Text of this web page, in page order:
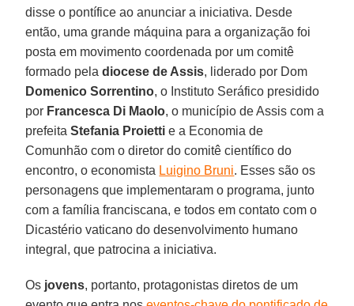
disse o pontífice ao anunciar a iniciativa. Desde
então, uma grande máquina para a organização foi
posta em movimento coordenada por um comitê
formado peladiocese de Assis, liderado por Dom
Domenico Sorrentino, o Instituto Seráfico presidido
por Francesca Di Maolo, o município de Assis com a
prefeitaStefania Proietti e a Economia de
Comunhão com o diretor do comitê científico do
encontro, o economista Luigino Bruni. Esses são os
personagens que implementaram o programa, junto
com a família franciscana, e todos em contato com o
Dicastério vaticano do desenvolvimento humano
integral, que patrocina a iniciativa.
Os jovens, portanto, protagonistas diretos de um